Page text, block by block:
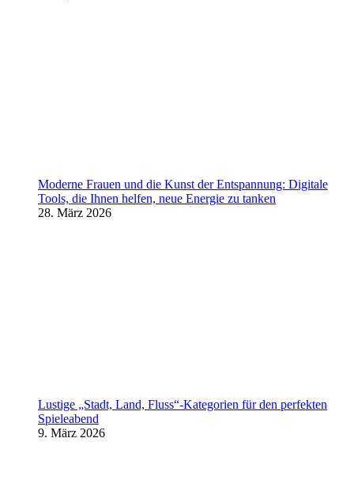
Moderne Frauen und die Kunst der Entspannung: Digitale
Tools, die Ihnen helfen, neue Energie zu tanken
28. März 2026
Lustige „Stadt, Land, Fluss“-Kategorien für den perfekten
Spieleabend
9. März 2026